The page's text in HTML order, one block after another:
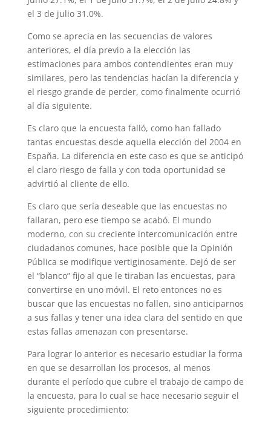
el 3 de julio 31.0%.
Como se aprecia en las secuencias de valores
anteriores, el día previo a la elección las
estimaciones para ambos contendientes eran muy
similares, pero las tendencias hacían la diferencia y
el riesgo grande de perder, como finalmente ocurrió
al día siguiente.
Es claro que la encuesta falló, como han fallado
tantas encuestas desde aquella elección del 2004 en
España. La diferencia en este caso es que se anticipó
el claro riesgo de falla y con toda oportunidad se
advirtió al cliente de ello.
Es claro que sería deseable que las encuestas no
fallaran, pero ese tiempo se acabó. El mundo
moderno, con su creciente intercomunicación entre
ciudadanos comunes, hace posible que la Opinión
Pública se modifique vertiginosamente. Dejó de ser
el “blanco” fijo al que le tiraban las encuestas, para
convertirse en uno móvil. El reto entonces no es
buscar que las encuestas no fallen, sino anticiparnos
a sus fallas y tener una idea clara del sentido en que
estas fallas amenazan con presentarse.
Para lograr lo anterior es necesario estudiar la forma
en que se desarrollan los procesos, al menos
durante el período que cubre el trabajo de campo de
la encuesta, para lo cual se hace necesario seguir el
siguiente procedimiento: